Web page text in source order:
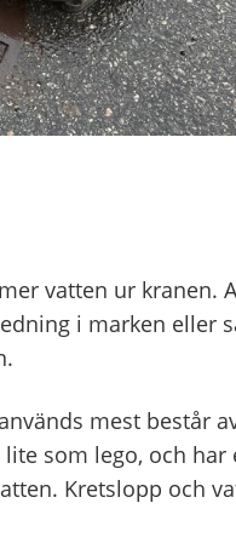
vatten ur kranen.
i marken eller
mest består
som lego, och har
Kretslopp och